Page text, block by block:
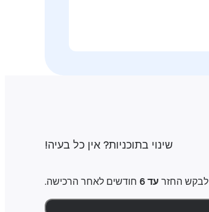
שינוי בתוכניות‎? אין כל בעיה‎!
עד 6 חודשים לאחר הרכישה.